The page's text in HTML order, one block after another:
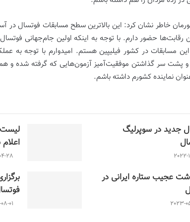
خاطر نشان کرد: این بالاترین سطح مسابقات فوتسال در
رقابت‌ها حضور دارم. با توجه به اینکه اولین جام‌جهانی
مسابقات در کشور فیلیپین هستم. امیدوارم با توجه به
و پشت سر گذاشتن موفقیت‌آمیز آزمون‌هایی که گرفته شده
نماینده کشورم داشته باشم.
جدید در سوپرلیگ
2022-
لیست
28
عجیب ستاره ایرانی در
2023-
01